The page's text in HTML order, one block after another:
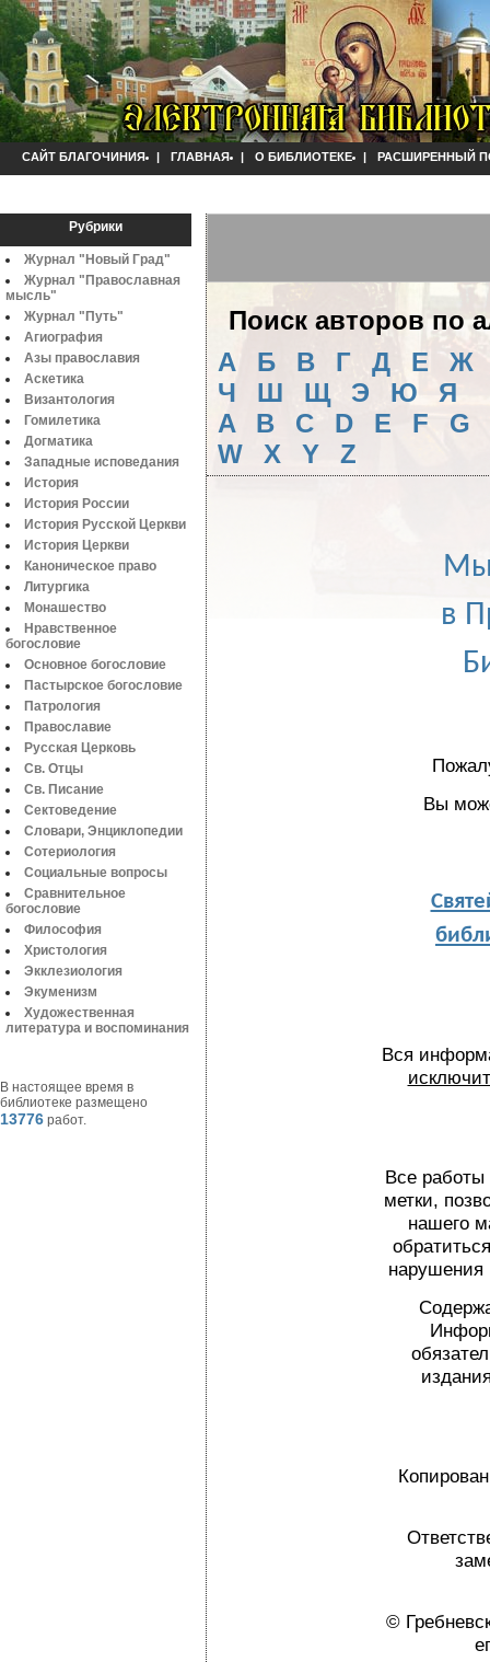
САЙТ БЛАГОЧИНИЯ | ГЛАВНАЯ | О БИБЛИОТЕКЕ | РАСШИРЕННЫЙ
Рубрики
Журнал "Новый Град"
Журнал "Православная
мысль"
Журнал "Путь"
Агиография
Азы православия
Аскетика
Византология
Гомилетика
Догматика
Западные исповедания
История
История России
История Русской Церкви
История Церкви
Каноническое право
Литургика
Монашество
Нравственное
богословие
Основное богословие
Пастырское богословие
Патрология
Православие
Русская Церковь
Св. Отцы
Св. Писание
Сектоведение
Словари, Энциклопедии
Сотериология
Социальные вопросы
Сравнительное
богословие
Философия
Христология
Экклезиология
Экуменизм
Художественная
литература и воспоминания
В настоящее время в
библиотеке размещено
13776 работ.
Поиск авторов по
А
Б B Г Д Е
Ж
Ч
Ш Щ Э Ю
Я
A
B C D E F
G
W
X Y Z
Мы
в
Вы
Вся
Все
метки,
нашего
нарушения
©